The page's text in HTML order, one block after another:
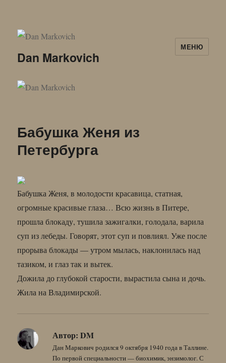
Dan Markovich
МЕНЮ
Бабушка Женя из
Петербурга
Бабушка Женя, в молодости красавица, статная,
огромные красивые глаза… Всю жизнь в Питере,
прошла блокаду, тушила зажигалки, голодала, варила
суп из лебеды. Говорят, этот суп и повлиял. Уже после
прорыва блокады — утром мылась, наклонилась над
тазиком, и глаз так и вытек.
Дожила до глубокой старости, вырастила сына и дочь.
Жила на Владимирской.
Автор: DM
Дан Маркович родился 9 октября 1940 года в Таллине.
По первой специальности — биохимик, энзимолог. С